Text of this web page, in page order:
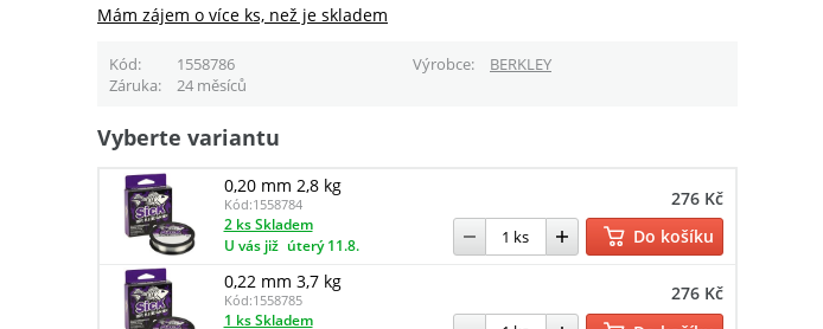
Mám zájem o více ks, než je skladem
Kód 1558786 Výrobce
BERKLEY
Záruka
24 měsíců
Vyberte variantu
0,20 mm 2,8 kg
Kód:1558784 276 Kč
2 ks Skladem
U vás již úterý 11.8.
Do košíku
0,22 mm 3,7 kg
Kód:1558785 276 Kč
1 ks Skladem